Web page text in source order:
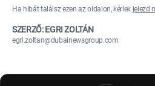
Ha hibát találsz ezen az oldalon, kérlek jelezd
SZERZŐ: EGRI ZOLTÁN
egri.zoltan@dubainewsgroup.com